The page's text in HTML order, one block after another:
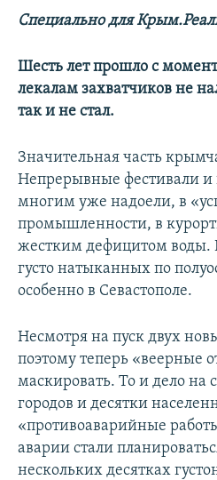
Специально для
Шесть лет прошло с
лекалам захватчиков не
так и не стал.
Значительная часть
Непрерывные фестивали и
многим уже надоели, в
промышленности, в
жестким дефицитом воды.
густо натыканных по
особенно в Севастополе.
Несмотря на пуск двух
поэтому теперь «веерные
маскировать. То и дело на
городов и десятки
«противоаварийные
аварии стали
нескольких десятках